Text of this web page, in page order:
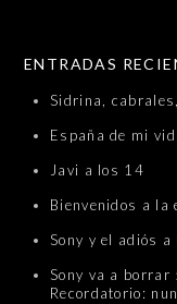
ENTRADAS
Sidrina,
España de mi
Javi a los 14
Bienvenidos a la
Sony y el adiós
Sony va a
Recordatorio: